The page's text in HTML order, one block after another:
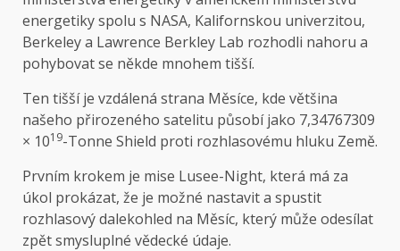
energetiky spolu s NASA, Kalifornskou univerzitou,
Berkeley a Lawrence Berkley Lab rozhodli nahoru a
pohybovat se někde mnohem tišší.
Ten tišší je vzdálená strana Měsíce, kde většina
našeho přirozeného satelitu působí jako 7,34767309
× 1019-Tonne Shield proti rozhlasovému hluku Země.
Prvním krokem je mise Lusee-Night, která má za
úkol prokázat, že je možné nastavit a spustit
rozhlasový dalekohled na Měsíc, který může odesílat
zpět smysluplné vědecké údaje.